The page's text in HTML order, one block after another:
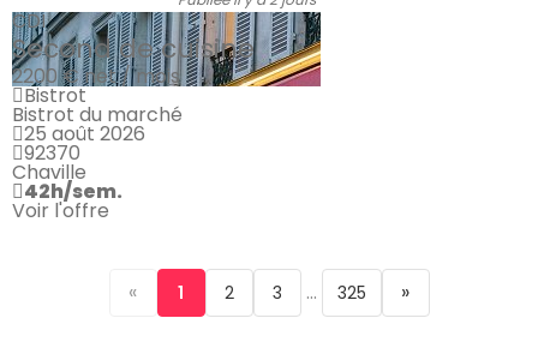
CDI
Second de cuisine
2200 €net / mois
Bistrot
Bistrot du marché
25 août 2026
92370
Chaville
42h/sem.
Voir l'offre
« 1 2 3 ... 325 »